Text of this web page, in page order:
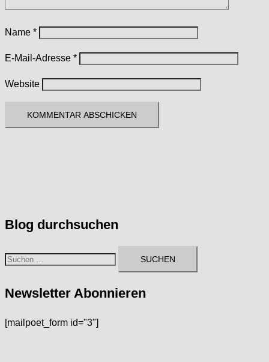
Name *
E-Mail-Adresse *
Website
Blog durchsuchen
Suchen
Newsletter Abonnieren
[mailpoet_form id="3"]